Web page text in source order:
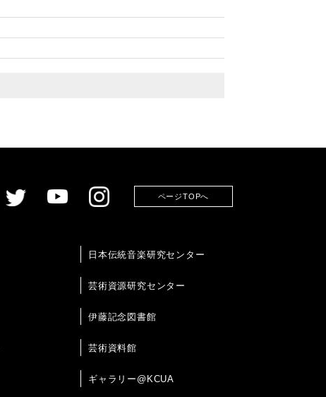
ページTOPへ
日本伝統音楽研究センター
芸術資源研究センター
伊藤記念図書館
芸術資料館
ギャラリー@KCUA